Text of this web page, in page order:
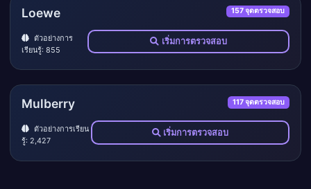
Loewe 157 จุดตรวจสอบ
ตัวอย่างการ
เรียนรู้: 855
เริ่มการตรวจสอบ
Mulberry 117 จุดตรวจสอบ
ตัวอย่างการเรียน
รู้: 2,427
เริ่มการตรวจสอบ